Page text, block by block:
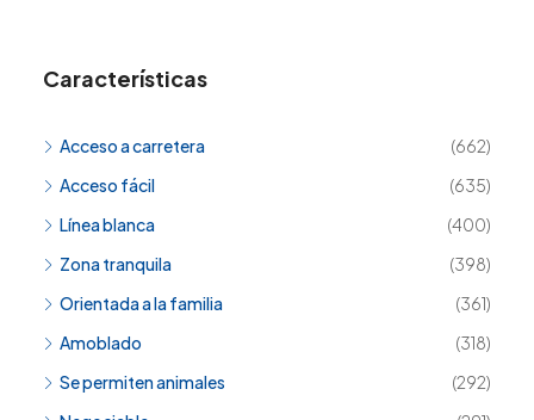
Características
Acceso a carretera
(662)
Acceso fácil
(635)
Línea blanca
(400)
Zona tranquila
(398)
Orientada a la familia
(361)
Amoblado
(318)
Se permiten animales
(292)